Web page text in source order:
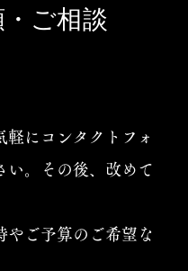
ご相談
にコンタクトフォ
い。その後、改めて
ご予算のご希望な